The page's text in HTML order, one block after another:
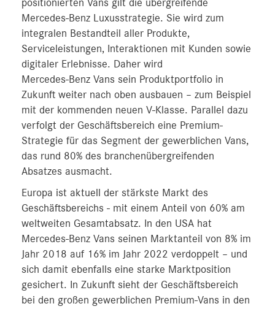
positionierten Vans gilt die übergreifende
Mercedes-Benz Luxusstrategie. Sie wird zum
integralen Bestandteil aller Produkte,
Serviceleistungen, Interaktionen mit Kunden sowie
digitaler Erlebnisse. Daher wird
Mercedes‑Benz Vans sein Produktportfolio in
Zukunft weiter nach oben ausbauen – zum Beispiel
mit der kommenden neuen V-Klasse. Parallel dazu
verfolgt der Geschäftsbereich eine Premium-
Strategie für das Segment der gewerblichen Vans,
das rund 80% des branchenübergreifenden
Absatzes ausmacht.
Europa ist aktuell der stärkste Markt des
Geschäftsbereichs - mit einem Anteil von 60% am
weltweiten Gesamtabsatz. In den USA hat
Mercedes‑Benz Vans seinen Marktanteil von 8% im
Jahr 2018 auf 16% im Jahr 2022 verdoppelt – und
sich damit ebenfalls eine starke Marktposition
gesichert. In Zukunft sieht der Geschäftsbereich
bei den großen gewerblichen Premium‑Vans in den